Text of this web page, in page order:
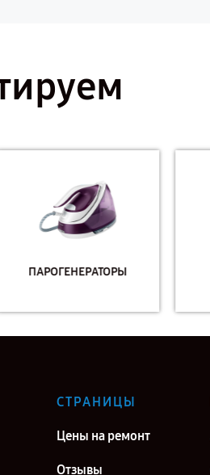
ПАРОГЕНЕРАТОРЫ
СТРАНИЦЫ
Цены на ремонт
Отзывы